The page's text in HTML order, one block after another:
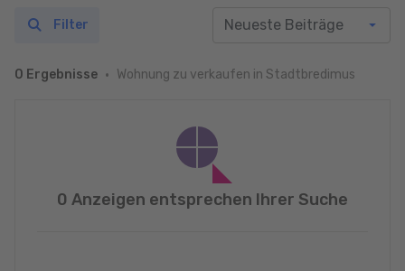
0 Ergebnisse Wohnung zu verkaufen in Stadtbredimus
Filter
0 Anzeigen entsprechen Ihrer Suche